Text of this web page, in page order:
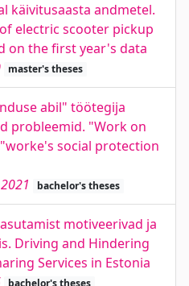
käivitusaasta andmetel.
electric scooter pickup
on the first year's data
master's theses
abil" töötegija
probleemid. "Work on
social protection
bachelor's theses
motiveerivad ja
Driving and Hindering
Services in Estonia
bachelor's theses